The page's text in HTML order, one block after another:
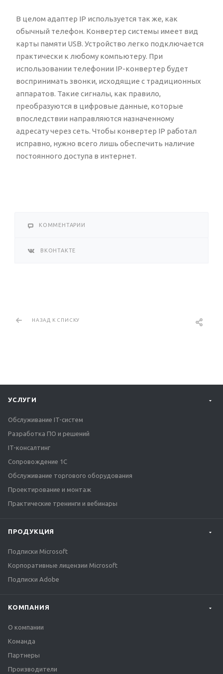
В целом адаптер IP используется так же, как
обычный телефон. Конвертер системы имеет вид
карты памяти USB. Устройство легко подключается
практически к любому компьютеру. При
использовании телефонии IP-конвертер будет
воспринимать звонки, исходящие с традиционных
аппаратов. Такие сигналы, как правило,
преобразуются в цифровые данные, которые
впоследствии направляются назначенному
адресату через сеть. Чтобы конвертер IP работал
исправно, нужно всего лишь обеспечить наличие
постоянного доступа в интернет.
КОММЕНТАРИИ
ВКОНТАКТЕ
НАЗАД К СПИСКУ
УСЛУГИ
Обслуживание IT-систем
Разработка ПО и решений
IT-консалтинг
Сопровождение 1С
Обслуживание торгового оборудования
Проектирование и монтаж
Практические тренинги и вебинары
ПРОДУКЦИЯ
Подписки Microsoft
Корпоративные лицензии Microsoft
Подписки Adobe
КОМПАНИЯ
О компании
Команда
Партнеры
Производители